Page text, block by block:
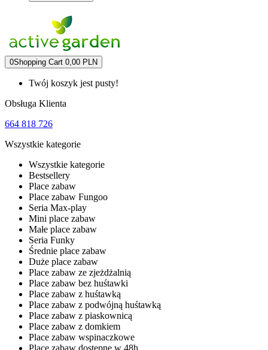
0Shopping Cart 0,00 PLN
Twój koszyk jest pusty!
Obsługa Klienta
664 818 726
Wszystkie kategorie
Wszystkie kategorie
Bestsellery
Place zabaw
Place zabaw Fungoo
Seria Max-play
Mini place zabaw
Małe place zabaw
Seria Funky
Średnie place zabaw
Duże place zabaw
Place zabaw ze zjeżdżalnią
Place zabaw bez huśtawki
Place zabaw z huśtawką
Place zabaw z podwójną huśtawką
Place zabaw z piaskownicą
Place zabaw z domkiem
Place zabaw wspinaczkowe
Place zabaw dostępne w 48h